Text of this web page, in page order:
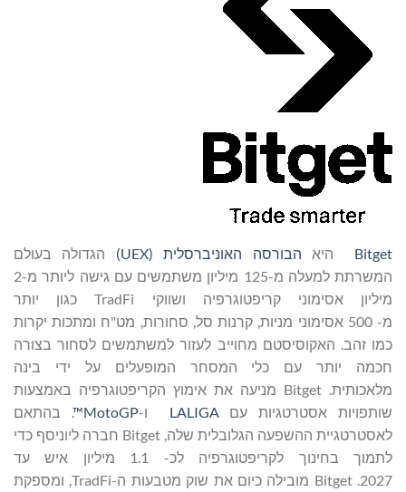
Bitget היא הבורסה האוניברסלית (UEX
) הגדולה בעולם
המשרתת למעלה מ-125 מיליון משתמשים עם גישה ליותר מ-2
מיליון אסימוני קריפטוגרפיה ושווקי TradFi כגון יותר
מ- 500 אסימוני מניות, קרנות סל, סחורות, מט"ח ומתכות יקרות
כמו זהב. האקוסיסטם מחוייב לעזור למשתמשים לסחור בצורה
חכמה יותר עם כלי המסחר המופעלים על ידי בינה
מלאכותית. Bitget מניעה את אימוץ הקריפטוגרפיה באמצעות
שותפויות אסטרטגיות עם LALIGA ו-MotoGP™
. בהתאם
לאסטרטגיית ההשפעה הגלובלית שלה, Bitget חברה ליוניסף כדי
לתמוך בחינוך לקריפטוגרפיה לכ- 1.1 מיליון איש עד
2027. Bitget מובילה כיום את שוק מטבעות ה-TradFi, ומספקת